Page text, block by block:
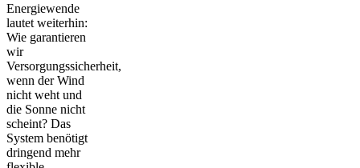
Energiewende
lautet weiterhin:
Wie garantieren
wir
Versorgungssicherheit,
wenn der Wind
nicht weht und
die Sonne nicht
scheint? Das
System benötigt
dringend mehr